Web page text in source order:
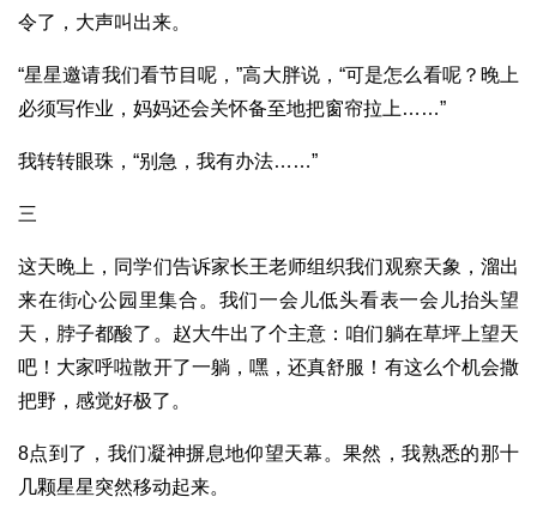
令了，大声叫出来。
“星星邀请我们看节目呢，”高大胖说，“可是怎么看呢？晚上
必须写作业，妈妈还会关怀备至地把窗帘拉上……”
我转转眼珠，“别急，我有办法……”
三
这天晚上，同学们告诉家长王老师组织我们观察天象，溜出
来在街心公园里集合。我们一会儿低头看表一会儿抬头望
天，脖子都酸了。赵大牛出了个主意：咱们躺在草坪上望天
吧！大家呼啦散开了一躺，嘿，还真舒服！有这么个机会撒
把野，感觉好极了。
8点到了，我们凝神摒息地仰望天幕。果然，我熟悉的那十
几颗星星突然移动起来。